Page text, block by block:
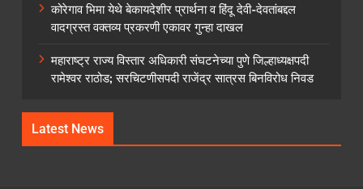
कोरेगाव भिमा येथे बेकायदेशीर प्रार्थना व हिंदू देवी-देवतांबद्दल
वादग्रस्त वक्तव्य प्रकरणी एकावर गुन्हा दाखल
महाराष्ट्र राज्य विस्तार अधिकारी संघटनेच्या पुणे जिल्हाध्यक्षपदी
रामेश्वर राठोड; सरचिटणीसपदी राजेंद्र सात्रस बिनविरोध निवड
Latest News